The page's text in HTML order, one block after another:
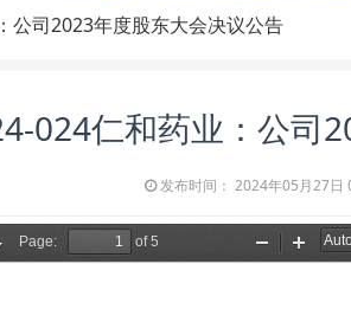
公司2023年度股东大会决议公告
024仁和药业：公司
发布时间： 2024年05月27日